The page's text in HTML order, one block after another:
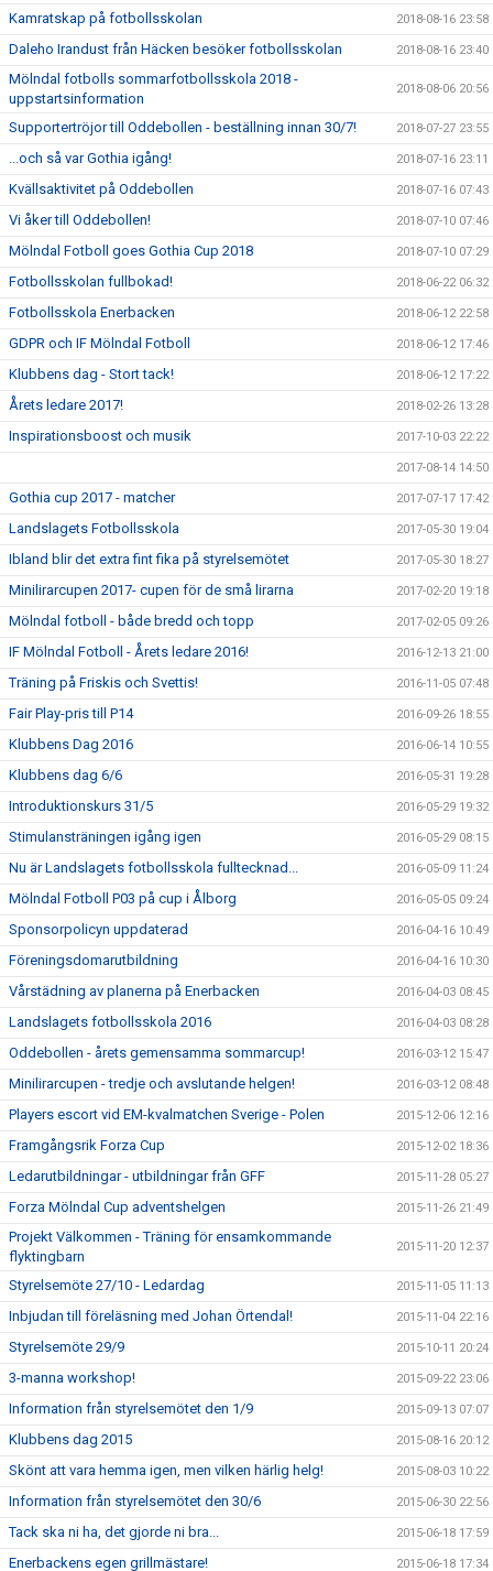
Kamratskap på fotbollsskolan 2018-08-16 23:58
Daleho Irandust från Häcken besöker fotbollsskolan 2018-08-16 23:40
Mölndal fotbolls sommarfotbollsskola 2018 -
uppstartsinformation
2018-08-06 20:56
Supportertröjor till Oddebollen - beställning innan 30/7! 2018-07-27 23:55
...och så var Gothia igång! 2018-07-16 23:11
Kvällsaktivitet på Oddebollen 2018-07-16 07:43
Vi åker till Oddebollen! 2018-07-10 07:46
Mölndal Fotboll goes Gothia Cup 2018 2018-07-10 07:29
Fotbollsskolan fullbokad! 2018-06-22 06:32
Fotbollsskola Enerbacken 2018-06-12 22:58
GDPR och IF Mölndal Fotboll 2018-06-12 17:46
Klubbens dag - Stort tack! 2018-06-12 17:22
Årets ledare 2017! 2018-02-26 13:28
Inspirationsboost och musik 2017-10-03 22:22
2017-08-14 14:50
Gothia cup 2017 - matcher 2017-07-17 17:42
Landslagets Fotbollsskola 2017-05-30 19:04
Ibland blir det extra fint fika på styrelsemötet 2017-05-30 18:27
Minilirarcupen 2017- cupen för de små lirarna 2017-02-20 19:18
Mölndal fotboll - både bredd och topp 2017-02-05 09:26
IF Mölndal Fotboll - Årets ledare 2016! 2016-12-13 21:00
Träning på Friskis och Svettis! 2016-11-05 07:48
Fair Play-pris till P14 2016-09-26 18:55
Klubbens Dag 2016 2016-06-14 10:55
Klubbens dag 6/6 2016-05-31 19:28
Introduktionskurs 31/5 2016-05-29 19:32
Stimulansträningen igång igen 2016-05-29 08:15
Nu är Landslagets fotbollsskola fulltecknad... 2016-05-09 11:24
Mölndal Fotboll P03 på cup i Ålborg 2016-05-05 09:24
Sponsorpolicyn uppdaterad 2016-04-16 10:49
Föreningsdomarutbildning 2016-04-16 10:30
Vårstädning av planerna på Enerbacken 2016-04-03 08:45
Landslagets fotbollsskola 2016 2016-04-03 08:28
Oddebollen - årets gemensamma sommarcup! 2016-03-12 15:47
Minilirarcupen - tredje och avslutande helgen! 2016-03-12 08:48
Players escort vid EM-kvalmatchen Sverige - Polen 2015-12-06 12:16
Framgångsrik Forza Cup 2015-12-02 18:36
Ledarutbildningar - utbildningar från GFF 2015-11-28 05:27
Forza Mölndal Cup adventshelgen 2015-11-26 21:49
Projekt Välkommen - Träning för ensamkommande
flyktingbarn
2015-11-20 12:37
Styrelsemöte 27/10 - Ledardag 2015-11-05 11:13
Inbjudan till föreläsning med Johan Örtendal! 2015-11-04 22:16
Styrelsemöte 29/9 2015-10-11 20:24
3-manna workshop! 2015-09-22 23:06
Information från styrelsemötet den 1/9 2015-09-13 07:07
Klubbens dag 2015 2015-08-16 20:12
Skönt att vara hemma igen, men vilken härlig helg! 2015-08-03 10:22
Information från styrelsemötet den 30/6 2015-06-30 22:56
Tack ska ni ha, det gjorde ni bra... 2015-06-18 17:59
Enerbackens egen grillmästare! 2015-06-18 17:34